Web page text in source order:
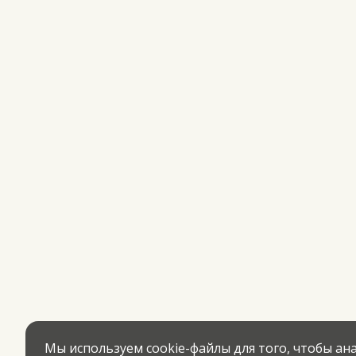
Мы используем cookie-файлы для того, чтобы